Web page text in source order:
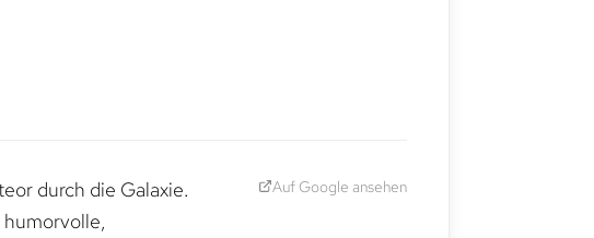
durch die Galaxie.
Auf Google ansehen